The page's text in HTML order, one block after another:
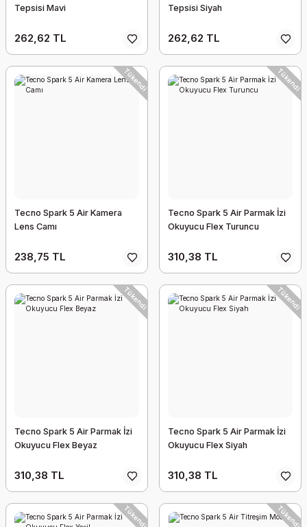
Tepsisi Mavi
262,62 TL
Tepsisi Siyah
262,62 TL
Tükendi
Tecno Spark 5 Air Kamera
Lens Camı
238,75 TL
Tükendi
Tecno Spark 5 Air Parmak İzi
Okuyucu Flex Turuncu
310,38 TL
Tükendi
Tecno Spark 5 Air Parmak İzi
Okuyucu Flex Beyaz
310,38 TL
Tükendi
Tecno Spark 5 Air Parmak İzi
Okuyucu Flex Siyah
310,38 TL
Tükendi Tükendi